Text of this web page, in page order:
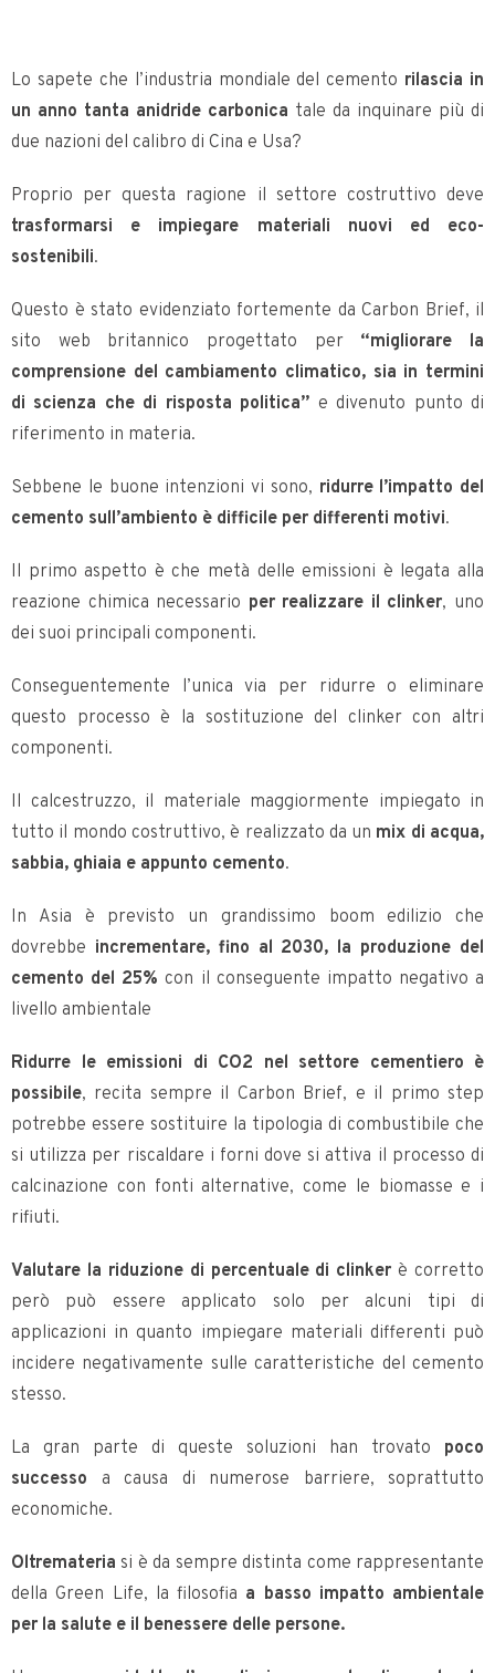
Lo sapete che l’industria mondiale del cemento rilascia in
un anno tanta anidride carbonica tale da inquinare più di
due nazioni del calibro di Cina e Usa?
Proprio per questa ragione il settore costruttivo deve
trasformarsi e impiegare materiali nuovi ed eco-
sostenibili.
Questo è stato evidenziato fortemente da Carbon Brief, il
sito web britannico progettato per “migliorare la
comprensione del cambiamento climatico, sia in termini
di scienza che di risposta politica” e divenuto punto di
riferimento in materia.
Sebbene le buone intenzioni vi sono, ridurre l’impatto del
cemento sull’ambiento è difficile per differenti motivi.
Il primo aspetto è che metà delle emissioni è legata alla
reazione chimica necessario per realizzare il clinker, uno
dei suoi principali componenti.
Conseguentemente l’unica via per ridurre o eliminare
questo processo è la sostituzione del clinker con altri
componenti.
Il calcestruzzo, il materiale maggiormente impiegato in
tutto il mondo costruttivo, è realizzato da un mix di acqua,
sabbia, ghiaia e appunto cemento.
In Asia è previsto un grandissimo boom edilizio che
dovrebbe incrementare, fino al 2030, la produzione del
cemento del 25% con il conseguente impatto negativo a
livello ambientale
Ridurre le emissioni di CO2 nel settore cementiero è
possibile, recita sempre il Carbon Brief, e il primo step
potrebbe essere sostituire la tipologia di combustibile che
si utilizza per riscaldare i forni dove si attiva il processo di
calcinazione con fonti alternative, come le biomasse e i
rifiuti.
Valutare la riduzione di percentuale di clinker è corretto
però può essere applicato solo per alcuni tipi di
applicazioni in quanto impiegare materiali differenti può
incidere negativamente sulle caratteristiche del cemento
stesso.
La gran parte di queste soluzioni han trovato poco
successo a causa di numerose barriere, soprattutto
economiche.
Oltremateria si è da sempre distinta come rappresentante
della Green Life, la filosofia a basso impatto ambientale
per la salute e il benessere delle persone.